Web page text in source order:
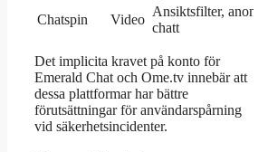
Chatspin Video
Ansiktsfilter, anonym
chatt
Det implicita kravet på konto för
Emerald Chat och Ome.tv innebär att
dessa plattformar har bättre
förutsättningar för användarspårning
vid säkerhetsincidenter.